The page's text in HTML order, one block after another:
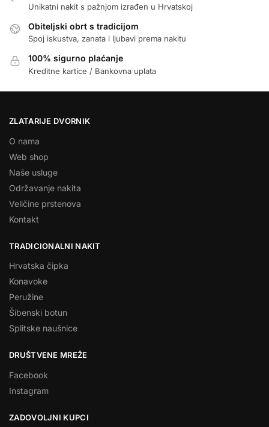
Unikatni nakit s pažnjom izrađen u Hrvatskoj
Obiteljski obrt s tradicijom
Spoj iskustva, zanata i ljubavi prema nakitu
100% sigurno plaćanje
Kreditne kartice / Bankovna uplata
ZLATARIJE DVORNIK
O nama
Web shop
Naše usluge
Održavanje nakita
Veličine prstenova
Kontakt
TRADICIONALNI NAKIT
Hrvatska čipka
Konavoke
Peružine
Šibenski botun
Splitske naušnice
DRUŠTVENE MREŽE
Facebook
Instagram
ZADOVOLJNI KUPCI